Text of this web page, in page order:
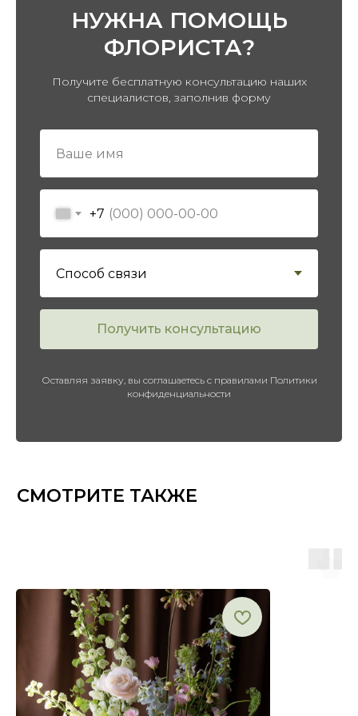
НУЖНА ПОМОЩЬ
ФЛОРИСТА?
Получите бесплатную консультацию наших
специалистов, заполнив форму
+7
Получить консультацию
Оставляя заявку, вы соглашаетесь с правилами Политики
конфиденциальности